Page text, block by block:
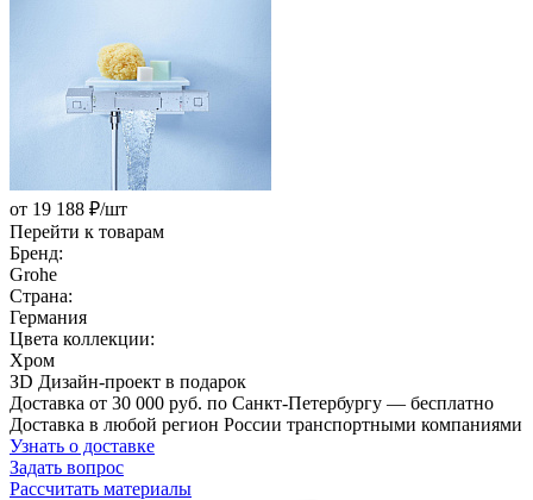
от 19 188 ₽/шт
Перейти к товарам
Бренд:
Grohe
Страна:
Германия
Цвета коллекции:
Хром
ЗD Дизайн-проект в подарок
Доставка от 30 000 руб. по Санкт-Петербургу — бесплатно
Доставка в любой регион России транспортными компаниями
Узнать о доставке
Задать вопрос
Рассчитать материалы